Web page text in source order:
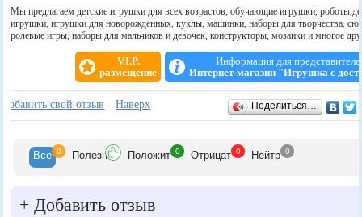
Мы предлагаем детские игрушки для всех возрастов, обучающие игрушки,
игрушки, игрушки для новорожденных, куклы, машинки, наборы для творчества,
ролевые игры, наборы для мальчиков и девочек, конструкторы, мозаики и многое
V.I.P.
размещение
Информация для
Интернет-магазин "Игрушка с
Отзывы
Добавить свой отзыв Наверх Поделиться…
Все 0 Полезн Положит 0 Отрицат 0 Нейтр 0
+ Добавить отзыв